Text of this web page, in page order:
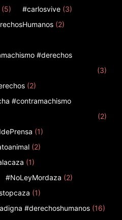
(5) #carlosvive (3)
(2)
#derechos
(3)
(2)
#contramachismo
(2)
(1)
(2)
(1)
#NoLeyMordaza (2)
(1)
#derechoshumanos (16)